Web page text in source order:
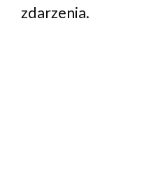
zdarzenia.